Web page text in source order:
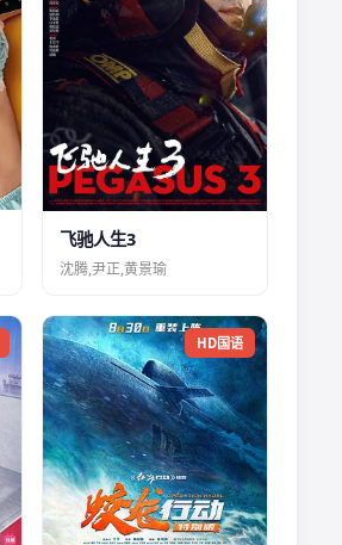
飞驰人生3
沈腾,尹正,黄景瑜
HD国语